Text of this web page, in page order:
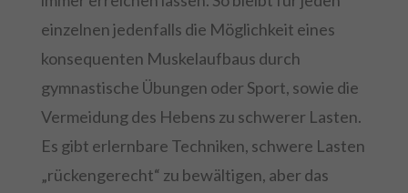
einzelnen jedenfalls die Möglichkeit eines
konsequenten Muskelaufbaus durch
gymnastische Übungen oder Sport, sowie die
Vermeidung des Hebens zu schwerer Lasten.
Es gibt erlernbare Techniken, schwere Lasten
„rückengerecht“ zu bewältigen, aber das